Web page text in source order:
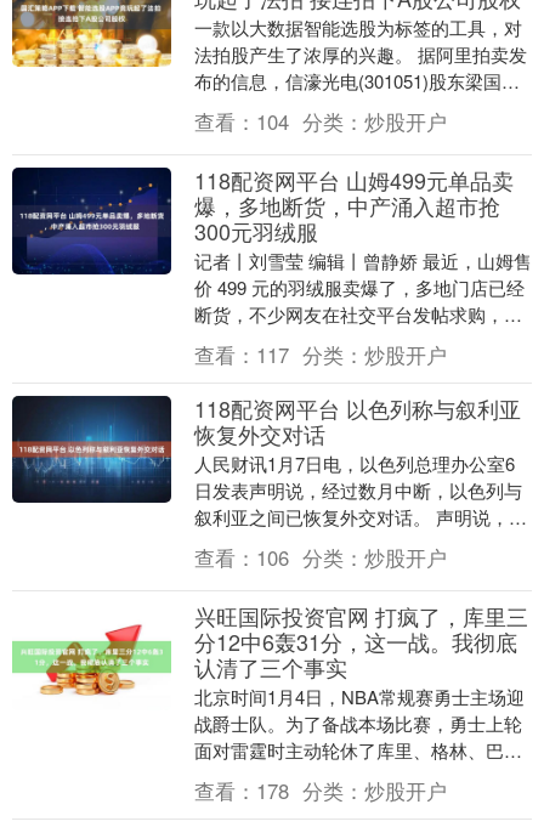
一款以大数据智能选股为标签的工具，对
法拍股产生了浓厚的兴趣。 据阿里拍卖发
布的信息，信濠光电(301051)股东梁国豪
持有的267.15万股公司股份，于1月12....
查看： 104 分类： 炒股开户
118配资网平台 山姆499元单品卖
爆，多地断货，中产涌入超市抢
300元羽绒服
记者丨刘雪莹 编辑丨曾静娇 最近，山姆售
价 499 元的羽绒服卖爆了，多地门店已经
断货，不少网友在社交平台发帖求购，也
有人在二手平台加价出售。 某二手交易平
台上....
查看： 117 分类： 炒股开户
118配资网平台 以色列称与叙利亚
恢复外交对话
人民财讯1月7日电，以色列总理办公室6
日发表声明说，经过数月中断，以色列与
叙利亚之间已恢复外交对话。 声明说，会
谈期间，以色列强调须保障本国国民安全
以及防止边境....
查看： 106 分类： 炒股开户
兴旺国际投资官网 打疯了，库里三
分12中6轰31分，这一战。我彻底
认清了三个事实
北京时间1月4日，NBA常规赛勇士主场迎
战爵士队。为了备战本场比赛，勇士上轮
面对雷霆时主动轮休了库里、格林、巴特
勒三巨头，所以面对爵士的比赛对勇士来
说就是必胜之....
查看： 178 分类： 炒股开户